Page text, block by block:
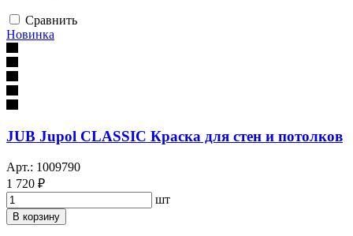
Сравнить
Новинка
JUB Jupol CLASSIC Краска для стен и потолков
Арт.: 1009790
1 720 ₽
шт
В корзину